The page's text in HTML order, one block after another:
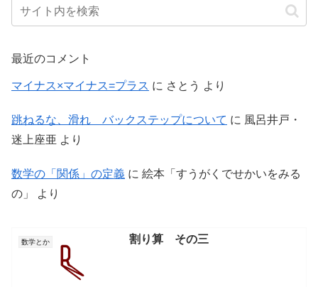
最近のコメント
マイナス×マイナス=プラス に さとう より
跳ねるな、滑れ バックステップについて に 風呂井戸・
迷上座亜 より
数学の「関係」の定義 に 絵本「すうがくでせかいをみる
の」
より
数学とか 割り算 その三